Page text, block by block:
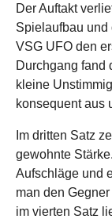
Der Auftakt
Spielaufbau und
VSG UFO den
Durchgang fand
kleine
konsequent aus
Im dritten Satz
gewohnte
Aufschläge und
man den
im vierten Satz